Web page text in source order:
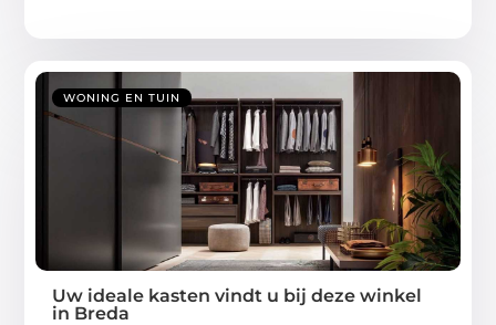
WONING EN TUIN
Uw ideale kasten vindt u bij deze winkel
in Breda